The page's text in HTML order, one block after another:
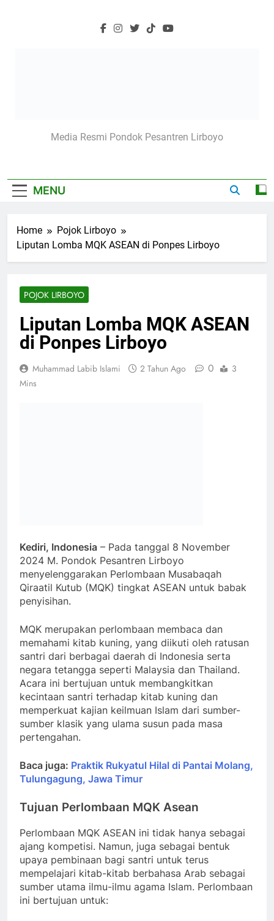
Lirboyo.net
Media Resmi Pondok Pesantren Lirboyo
MENU
Home
Pojok Lirboyo
Liputan Lomba MQK ASEAN di Ponpes Lirboyo
POJOK LIRBOYO
Liputan Lomba MQK ASEAN
di Ponpes Lirboyo
Muhammad Labib Islami 2 Tahun Ago 0
3
Mins
Kediri, Indonesia – Pada tanggal 8 November
2024 M. Pondok Pesantren Lirboyo
menyelenggarakan Perlombaan Musabaqah
Qiraatil Kutub (MQK) tingkat ASEAN untuk babak
penyisihan.
MQK merupakan perlombaan membaca dan
memahami kitab kuning, yang diikuti oleh ratusan
santri dari berbagai daerah di Indonesia serta
negara tetangga seperti Malaysia dan Thailand.
Acara ini bertujuan untuk membangkitkan
kecintaan santri terhadap kitab kuning dan
memperkuat kajian keilmuan Islam dari sumber-
sumber klasik yang ulama susun pada masa
pertengahan.
Baca juga: Praktik Rukyatul Hilal di Pantai Molang,
Tulungagung, Jawa Timur
Tujuan Perlombaan MQK Asean
Perlombaan MQK ASEAN ini tidak hanya sebagai
ajang kompetisi. Namun, juga sebagai bentuk
upaya pembinaan bagi santri untuk terus
mempelajari kitab-kitab berbahasa Arab sebagai
sumber utama ilmu-ilmu agama Islam. Perlombaan
ini bertujuan untuk: